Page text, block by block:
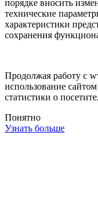
порядке вносить
технические
характеристики
сохранения
Продолжая работу с
использование
статистики о
Понятно
Узнать больше